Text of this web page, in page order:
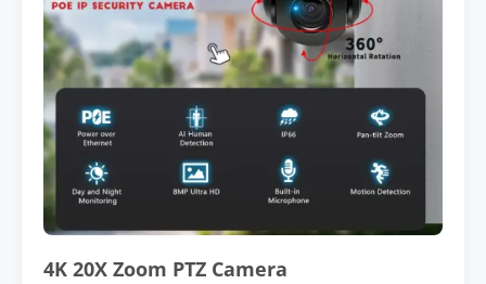
4K 20X Zoom PTZ Camera